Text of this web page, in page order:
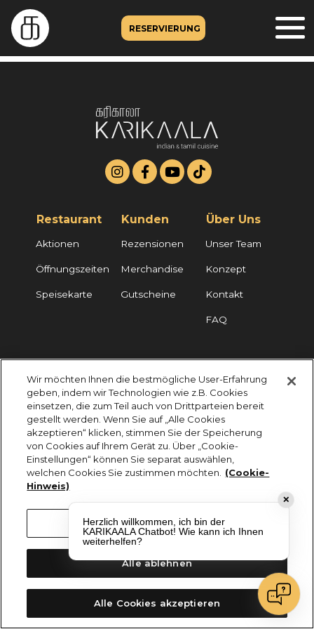
RESERVIERUNG
Restaurant
Aktionen
Öffnungszeiten
Speisekarte
Kunden
Rezensionen
Merchandise
Gutscheine
Über Uns
Unser Team
Konzept
Kontakt
FAQ
KARIKAALA ©2026 - Saily Food Service GmbH
Alle Rechte vorbehalten
✕
Herzlich willkommen, ich bin der
KARIKAALA Chatbot! Wie kann ich Ihnen
weiterhelfen?
Wir möchten Ihnen die bestmögliche User-Erfahrung
geben, indem wir Technologien wie z.B. Cookies
einsetzen, die zum Teil auch von Drittparteien bereit
gestellt werden. Wenn Sie auf „Alle Cookies
akzeptieren“ klicken, stimmen Sie der Speicherung
von Cookies auf Ihrem Gerät zu. Über „Cookie-
Einstellungen“ können Sie separat auswählen,
welchen Cookies Sie zustimmen möchten.
(Cookie-
Hinweis)
Cookie-Einstellungen
Alle ablehnen
Alle Cookies akzeptieren